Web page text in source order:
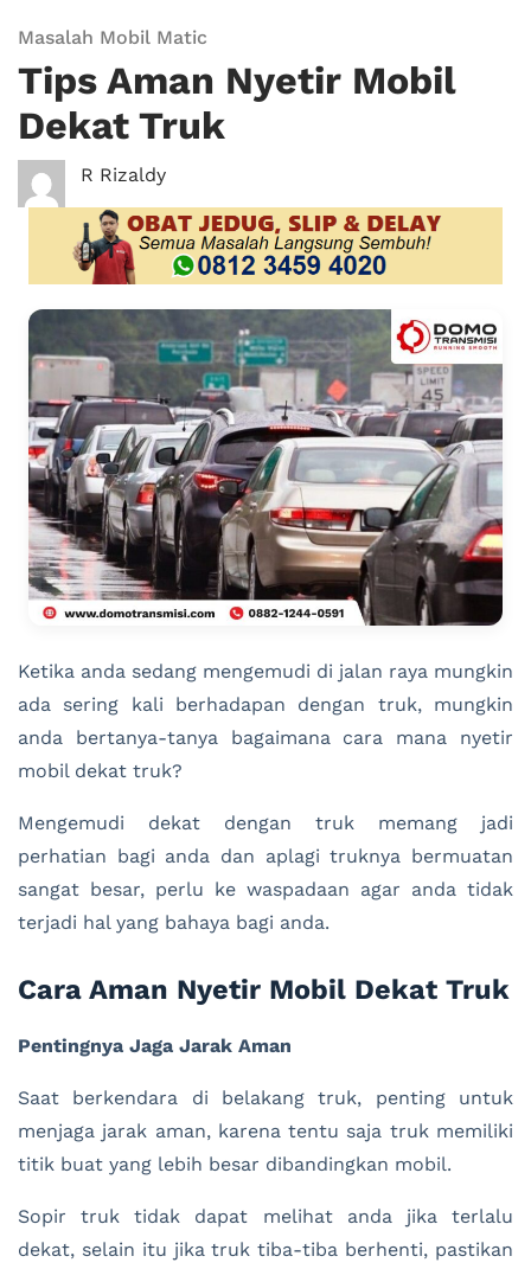
Masalah Mobil Matic
Tips Aman Nyetir Mobil
Dekat Truk
R Rizaldy
Ketika anda sedang mengemudi di jalan raya mungkin
ada sering kali berhadapan dengan truk, mungkin
anda bertanya-tanya bagaimana cara mana nyetir
mobil dekat truk?
Mengemudi dekat dengan truk memang jadi
perhatian bagi anda dan aplagi truknya bermuatan
sangat besar, perlu ke waspadaan agar anda tidak
terjadi hal yang bahaya bagi anda.
Cara Aman Nyetir Mobil Dekat Truk
Pentingnya Jaga Jarak Aman
Saat berkendara di belakang truk, penting untuk
menjaga jarak aman, karena tentu saja truk memiliki
titik buat yang lebih besar dibandingkan mobil.
Sopir truk tidak dapat melihat anda jika terlalu
dekat, selain itu jika truk tiba-tiba berhenti, pastikan